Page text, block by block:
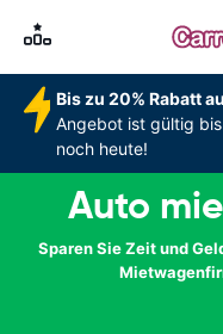
Bis zu 20% Rabatt
Angebot ist gültig
noch heute!
Auto
Sparen Sie Zeit und